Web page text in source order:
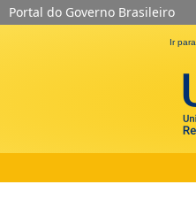
Portal do Governo Brasileiro
Ir